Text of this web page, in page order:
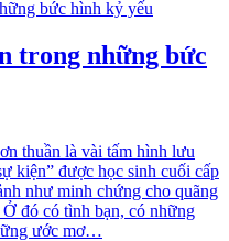
trong những bức
thuần là vài tấm hình lưu
kiện” được học sinh cuối cấp
như minh chứng cho quãng
đó có tình bạn, có những
ước mơ…